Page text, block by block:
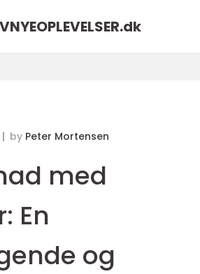
dk
by Peter Mortensen
med
En
og